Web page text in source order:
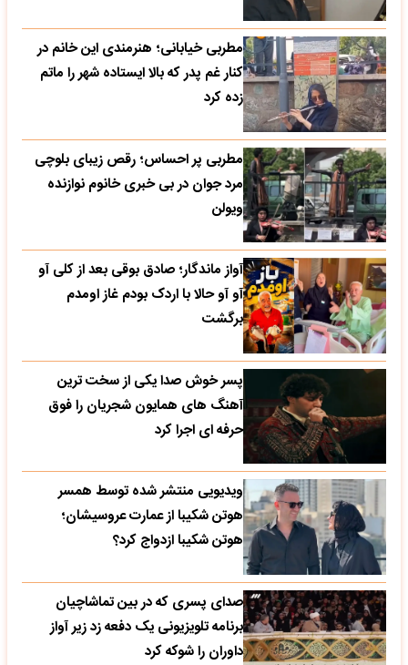
مطربی خیابانی؛ هنرمندی این خانم در
کنار غم پدر که بالا ایستاده شهر را ماتم
زده کرد
مطربی پر احساس؛ رقص زیبای بلوچی
مرد جوان در بی خبری خانوم نوازنده
ویولن
آواز ماندگار؛ صادق بوقی بعد از کلی آو
آو آو حالا با اردک بودم غاز اومدم
برگشت
پسر خوش صدا یکی از سخت ترین
آهنگ های همایون شجریان را فوق
حرفه ای اجرا کرد
ویدیویی منتشر شده توسط همسر
هوتن شکیبا از عمارت عروسیشان؛
هوتن شکیبا ازدواج کرد؟
صدای پسری که در بین تماشاچیان
برنامه تلویزیونی یک دفعه زد زیر آواز
داوران را شوکه کرد